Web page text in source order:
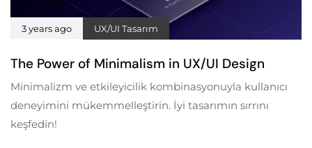
3 years ago UX/UI Tasarım
The Power of Minimalism in UX/UI Design
Minimalizm ve etkileyicilik kombinasyonuyla kullanıcı
deneyimini mükemmelleştirin. İyi tasarımın sırrını
keşfedin!